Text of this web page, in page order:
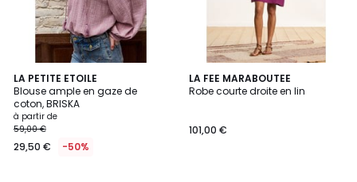
LA PETITE ETOILE
Blouse ample en gaze de
coton, BRISKA
à partir de
59,00 €
29,50 € -50%
4
/
5
3
Couleurs
LA FEE MARABOUTEE
Robe courte droite en lin
101,00 €
2
Couleurs